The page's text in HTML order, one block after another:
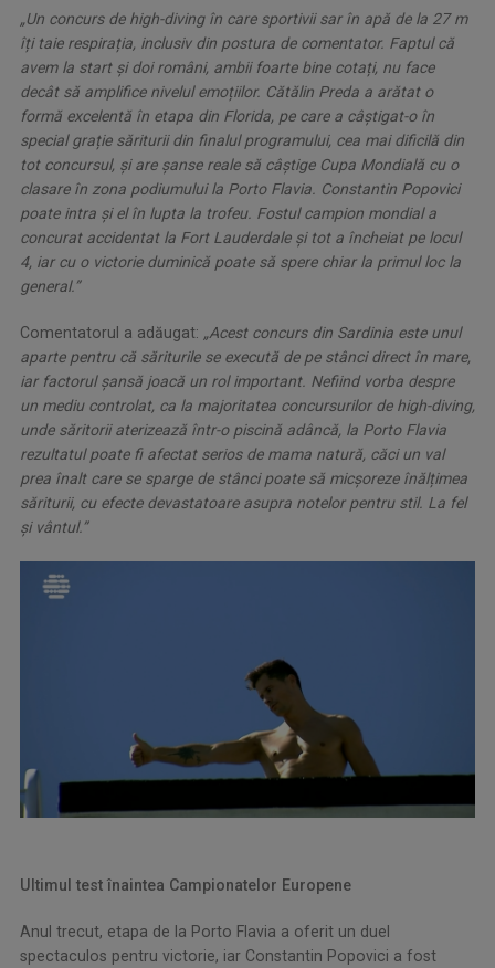
„Un concurs de high-diving în care sportivii sar în apă de la 27 m
îți taie respirația, inclusiv din postura de comentator. Faptul că
avem la start și doi români, ambii foarte bine cotați, nu face
decât să amplifice nivelul emoțiilor. Cătălin Preda a arătat o
formă excelentă în etapa din Florida, pe care a câștigat-o în
special grație săriturii din finalul programului, cea mai dificilă din
tot concursul, și are șanse reale să câștige Cupa Mondială cu o
clasare în zona podiumului la Porto Flavia. Constantin Popovici
poate intra și el în lupta la trofeu. Fostul campion mondial a
concurat accidentat la Fort Lauderdale și tot a încheiat pe locul
4, iar cu o victorie duminică poate să spere chiar la primul loc la
general.”
Comentatorul a adăugat: „Acest concurs din Sardinia este unul
aparte pentru că săriturile se execută de pe stânci direct în mare,
iar factorul șansă joacă un rol important. Nefiind vorba despre
un mediu controlat, ca la majoritatea concursurilor de high-diving,
unde săritorii aterizează într-o piscină adâncă, la Porto Flavia
rezultatul poate fi afectat serios de mama natură, căci un val
prea înalt care se sparge de stânci poate să micșoreze înălțimea
săriturii, cu efecte devastatoare asupra notelor pentru stil. La fel
și vântul.”
Ultimul test înaintea Campionatelor Europene
Anul trecut, etapa de la Porto Flavia a oferit un duel
spectaculos pentru victorie, iar Constantin Popovici a fost